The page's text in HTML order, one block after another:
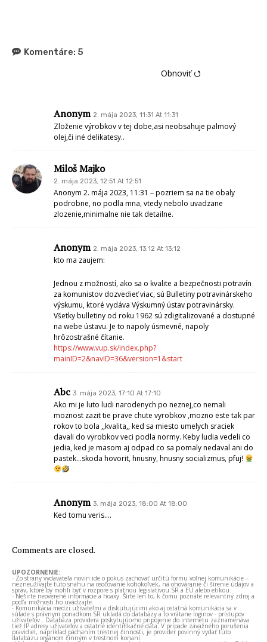
Komentáre: 5
Obnoviť ⭯
Anonym 2. mája 2023, 11:31 At 11:31
Zloženie výrobkov v tej dobe,asi neobsahuje palmový
olej,či iné delikatesy..
Miloš Majko
2. mája 2023, 12:51 At 12:51
Anonym 2. mája 2023, 11:31 – pozriem sa na tie obaly
podrobne, no podla mna, vtedy nebolo uvadzane
zlozenie,minimalne nie tak detailne.
Anonym 2. mája 2023, 13:12 At 13:12
kto ma zaujem:
Jednou z možností, ako sa o kvalite a bezpečnosti potravín
za komunistov dozvedieť viac, sú Bulletiny potravinárskeho
výskumu, ktoré vydáva Výskumný ústav potravinársky.
Všetky bulletiny od roku 1962 sú zdigitalizované a dostupné
na webe ústavu. Je to napoly úsmevné, napoly
hrôzostrašné čítanie.
https://www.vup.sk/index.php?
mainID=2&navID=36&version=1&start
Abc 3. mája 2023, 17:10 At 17:10
Ako mi je luto ludi narodenych po neznej,co nemali
moznost zazit tie prave chute vyrobkov ,mozno este tak par
rokov to bola ,,kvalita,, ked sa miesto umelych sraciek
davali do vyrobkov veci podla normy. Keby ludia vedeli co
jedia, ked je masom aj odpad co sa pomaly nedaval ani do
pastek…skoda hovorit, hnusny, hnusny socializmus, pfuj!
Anonym 3. mája 2023, 18:00 At 18:00
Ked tomu veris….
Comments are closed.
UPOZORNENIE:
- Zo strany vydavateľa novín ide o pokus zachovať určitú formu voľnej komunikácie –
nezneužívajte túto snahu na osočovanie kohokoľvek, na ohováranie či šírenie údajov a
správ, ktoré by mohli byť v rozpore s platnou legislatívou SR a EÚ alebo etikou.
- Nešírte neoverené informácie a hoaxy. Šírte len to, k čomu poznáte relevantný zdroj a
podľa možnosti ho uvádzajte.
- Komunikácia medzi užívateľmi a diskutujúcimi ako aj ostatná komunikácia sa v
súlade s právnym poriadkom SR ukladá do databázy a to vrátane loginov - prístupov
užívateľov . Databáza providera poskytujúceho pripojenie do internetu zaznamenáva
tiež IP adresy užívateľov a ostatné identifikačné dáta. V prípade závažného porušenia
pravidiel, napríklad páchaním trestnej činnosti, je provider povinný vydať túto
databázu orgánom činným v trestnom konaní.